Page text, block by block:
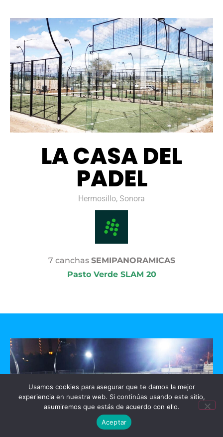
LA CASA DEL
PADEL
Hermosillo, Sonora
7 canchas SEMIPANORAMICAS
Pasto Verde SLAM 20
Usamos cookies para asegurar que te damos la mejor
experiencia en nuestra web. Si continúas usando este sitio,
asumiremos que estás de acuerdo con ello.
Aceptar